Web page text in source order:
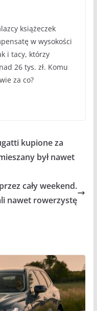
książeczek
w wysokości
i tacy, którzy
26 tys. zł. Komu
za co?
kupione za
był nawet
cały weekend.
nawet rowerzystę